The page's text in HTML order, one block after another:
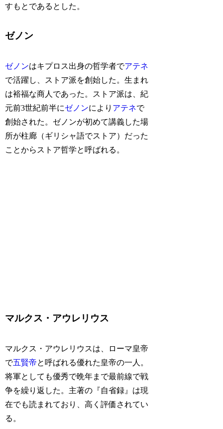
すもとであるとした。
ゼノン
ゼノンはキプロス出身の哲学者でアテネ
で活躍し、ストア派を創始した。生まれ
は裕福な商人であった。ストア派は、紀
元前3世紀前半にゼノンにより アテネで
創始された。ゼノンが初めて講義した場
所が柱廊（ギリシャ語でストア）だった
ことからストア哲学と呼ばれる。
マルクス・アウレリウス
マルクス・アウレリウスは、ローマ皇帝
で五賢帝と呼ばれる優れた皇帝の一人。
将軍としても優秀で晩年まで最前線で戦
争を繰り返した。主著の『自省録』は現
在でも読まれており、高く評価されてい
る。